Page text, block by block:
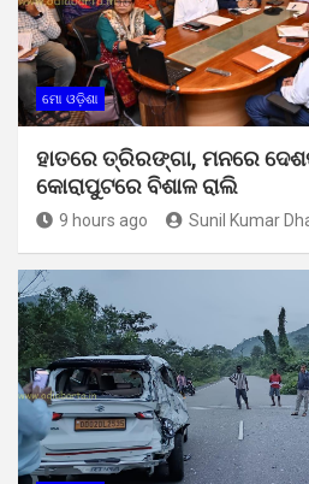
ମୋ ଓଡ଼ିଶା
ହାତରେ ତ୍ରିରଙ୍ଗା, ମନରେ
କୋରାପୁଟରେ ବିଶାଳ ରାଲି
9 hours ago Sunil Kumar